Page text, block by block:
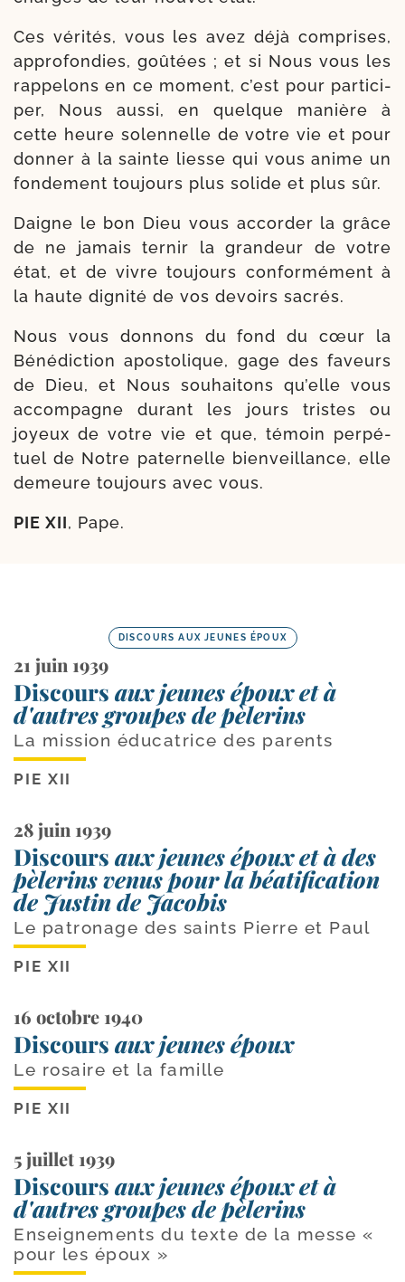
Ces véri­tés, vous les avez déjà com­prises,
appro­fon­dies, goû­tées ; et si Nous vous les
rap­pe­lons en ce moment, c’est pour par­ti­ci­
per, Nous aus­si, en quelque manière à
cette heure solen­nelle de votre vie et pour
don­ner à la sainte liesse qui vous anime un
fon­de­ment tou­jours plus solide et plus sûr.
Daigne le bon Dieu vous accor­der la grâce
de ne jamais ter­nir la gran­deur de votre
état, et de vivre tou­jours confor­mé­ment à
la haute digni­té de vos devoirs sacrés.
Nous vous don­nons du fond du cœur la
Bénédiction apos­to­lique, gage des faveurs
de Dieu, et Nous sou­hai­tons qu’elle vous
accom­pagne durant les jours tristes ou
joyeux de votre vie et que, témoin per­pé­
tuel de Notre pater­nelle bien­veillance, elle
demeure tou­jours avec vous.
PIE XII, Pape.
DISCOURS AUX JEUNES ÉPOUX
21 juin 1939
Discours aux jeunes époux et à
d'autres groupes de pèlerins
La mission éducatrice des parents
PIE XII
28 juin 1939
Discours aux jeunes époux et à des
pèlerins venus pour la béatification
de Justin de Jacobis
Le patronage des saints Pierre et Paul
PIE XII
16 octobre 1940
Discours aux jeunes époux
Le rosaire et la famille
PIE XII
5 juillet 1939
Discours aux jeunes époux et à
d'autres groupes de pèlerins
Enseignements du texte de la messe «
pour les époux »